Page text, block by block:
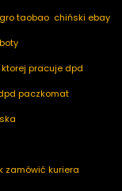
taobao chiński ebay
ktorej pracuje dpd
paczkomat
zamówić kuriera